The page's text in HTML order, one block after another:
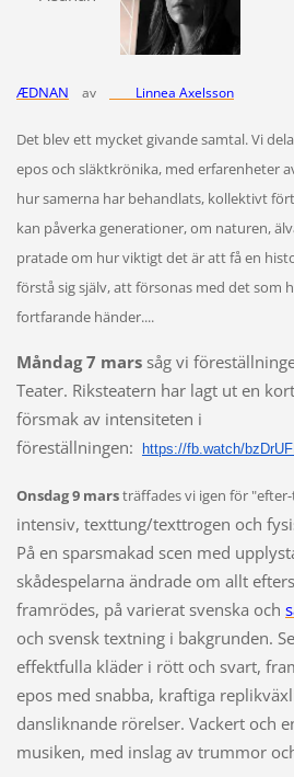
ÆDNAN av Linnea Axelsson
Det blev ett mycket givande samtal. Vi
epos och släktkrönika, med erfarenheter
hur samerna har behandlats, kollektivt
kan påverka generationer, om naturen,
pratade om hur viktigt det är att få en
förstå sig själv, att försonas med det som
fortfarande händer....
Måndag 7 marssåg vi
Teater. Riksteatern har lagt ut en
försmak av intensiteten i
föreställningen:
https://fb.watch/
Onsdag 9 marsträffades vi igen för
intensiv, texttung/texttrogen och
På en sparsmakad scen med
skådespelarna ändrade om allt
framrödes, på varierat svenska och
och svensk textning i bakgrunden.
effektfulla kläder i rött och svart,
epos med snabba, kraftiga
dansliknande rörelser. Vackert och
musiken, med inslag av trummor